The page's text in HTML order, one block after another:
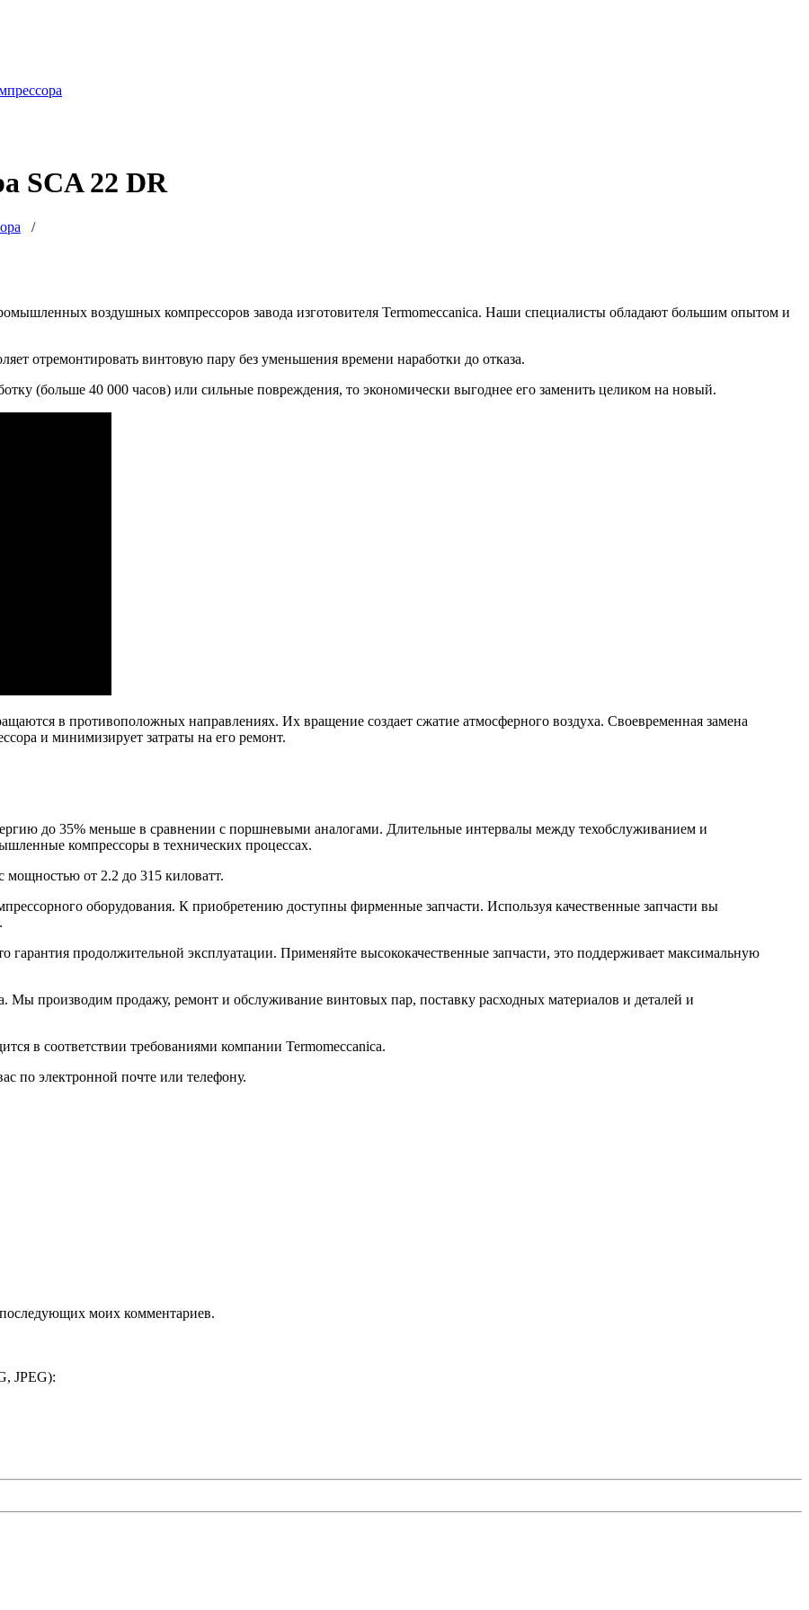
SCA 22 DR
/
воздушных компрессоров завода изготовителя Termomeccanica. Наши специалисты обладают большим опытом и
отремонтировать винтовую пару без уменьшения времени наработки до отказа.
(больше 40 000 часов) или сильные повреждения, то экономически выгоднее его заменить целиком на новый.
в противоположных направлениях. Их вращение создает сжатие атмосферного воздуха. Своевременная замена
и минимизирует затраты на его ремонт.
до 35% меньше в сравнении с поршневыми аналогами. Длительные интервалы между техобслуживанием и
компрессоры в технических процессах.
мощностью от 2.2 до 315 киловатт.
оборудования. К приобретению доступны фирменные запчасти. Используя качественные запчасти вы
гарантия продолжительной эксплуатации. Применяйте высококачественные запчасти, это поддерживает максимальную
Мы производим продажу, ремонт и обслуживание винтовых пар, поставку расходных материалов и деталей и
в соответствии требованиями компании Termomeccanica.
по электронной почте или телефону.
последующих моих комментариев.
JPEG):